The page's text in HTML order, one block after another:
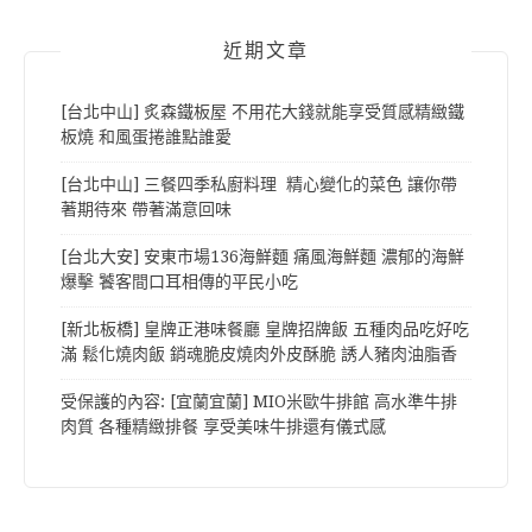
近期文章
[台北中山] 炙森鐵板屋 不用花大錢就能享受質感精緻鐵
板燒 和風蛋捲誰點誰愛
[台北中山] 三餐四季私廚料理 精心變化的菜色 讓你帶
著期待來 帶著滿意回味
[台北大安] 安東市場136海鮮麵 痛風海鮮麵 濃郁的海鮮
爆擊 饕客間口耳相傳的平民小吃
[新北板橋] 皇牌正港味餐廳 皇牌招牌飯 五種肉品吃好吃
滿 鬆化燒肉飯 銷魂脆皮燒肉外皮酥脆 誘人豬肉油脂香
受保護的內容: [宜蘭宜蘭] MIO米歐牛排館 高水準牛排
肉質 各種精緻排餐 享受美味牛排還有儀式感